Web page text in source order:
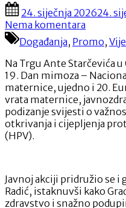
Posted
on
24. siječnja 202624.
Nema komentara
Osijeku
Dan
mimoza
uz
poziv
na
Događanja, Promo,
Na Trgu Ante Starčevića
19. Dan mimoza –
maternice, ujedno i 20.
vrata maternice,
podizanje svijesti o
otkrivanja i cijepljenja
(HPV).
Javnoj akciji pridružio se i
Radić, istaknuvši kako
zdravstvo i snažno